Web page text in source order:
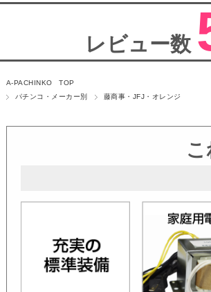
レビュー数
A-PACHINKO TOP
パチンコ・メーカー別
藤商事・JFJ・オレンジ